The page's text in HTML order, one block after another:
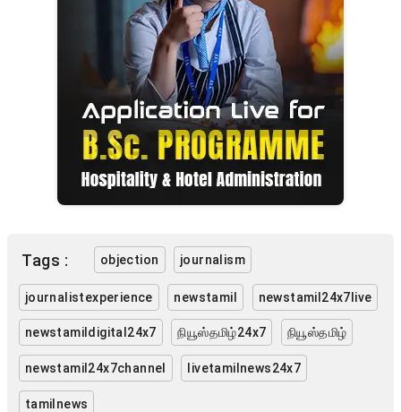
Tags : objection journalism
journalistexperience newstamil newstamil24x7live
newstamildigital24x7 நியூஸ்தமிழ்24x7 நியூஸ்தமிழ்
newstamil24x7channel livetamilnews24x7
tamilnews